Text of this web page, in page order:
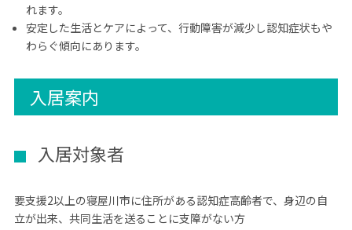
れます。
安定した生活とケアによって、行動障害が減少し認知症状もや
わらぐ傾向にあります。
入居案内
入居対象者
要支援2以上の寝屋川市に住所がある認知症高齢者で、身辺の自
立が出来、共同生活を送ることに支障がない方